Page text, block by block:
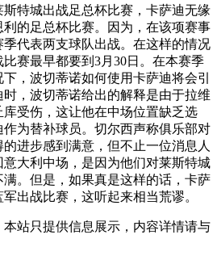
特城出战足总杯比赛，卡萨迪无缘
的足总杯比赛。因为，在该项赛事
代表两支球队出战。在这样的情况
赛最早都要到3月30日。在本赛季
，波切蒂诺如何使用卡萨迪将会引
，波切蒂诺给出的解释是由于拉维
受伤，这让他在中场位置缺乏选
为替补球员。切尔西声称俱乐部对
进步感到满意，但不止一位消息人
大利中场，是因为他们对莱斯特城
。但是，如果真是这样的话，卡萨
出战比赛，这听起来相当荒谬。
本站只提供信息展示，内容详情请与